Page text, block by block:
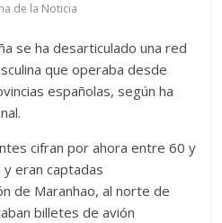
de la Noticia
se ha desarticulado una red
que operaba desde
españolas, según ha
cifran por ahora entre 60 y
eran captadas
de Maranhao, al norte de
billetes de avión